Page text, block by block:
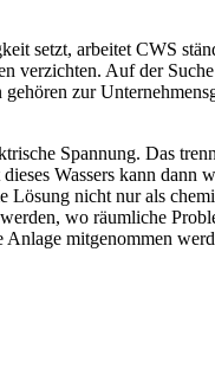
setzt, arbeitet CWS
verzichten. Auf der
zur
Spannung. Das
Wassers kann
nicht nur als
wo räumliche
mitgenommen